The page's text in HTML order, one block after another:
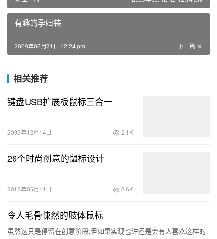
有趣的孕妇装
下一篇
2009年05月21日 12:24 pm
相关推荐
键盘USB扩展板鼠标三合一
2009年12月14日 2.1K
26个时尚创意的鼠标设计
2012年05月11日 3.6K
令人毛骨悚然的肢体鼠标
虽然这只是停留在创意阶段,但如果实现也许还是会有人喜欢这样的